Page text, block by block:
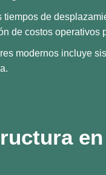
tiempos de
de costos operativos
modernos incluye